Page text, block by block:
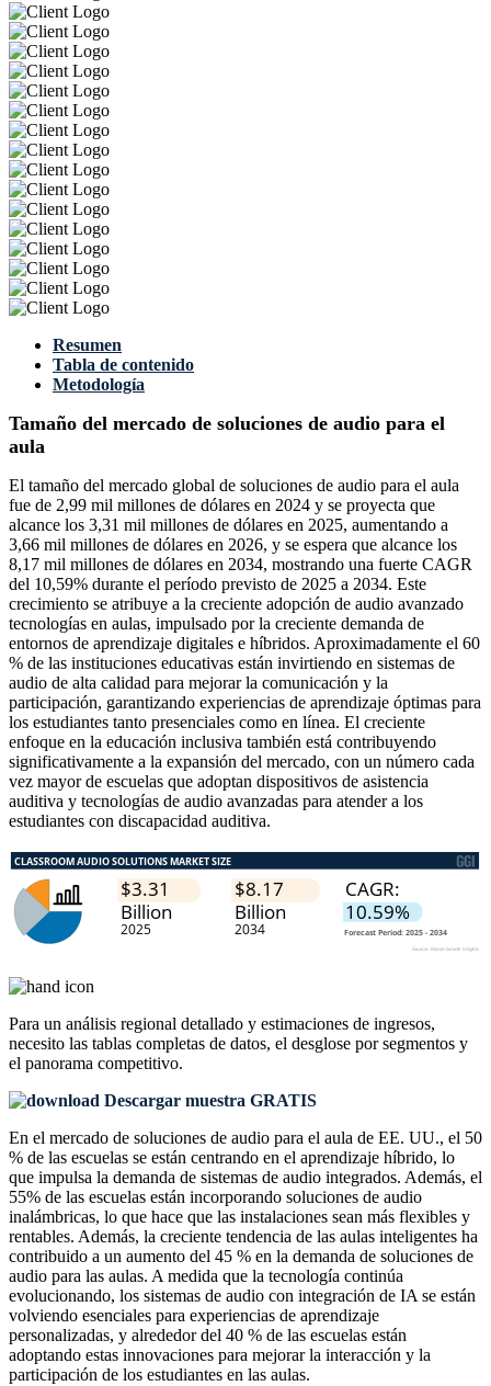
Resumen
Tabla de contenido
Metodología
Tamaño del mercado de soluciones de audio para el
aula
El tamaño del mercado global de soluciones de audio para el aula
fue de 2,99 mil millones de dólares en 2024 y se proyecta que
alcance los 3,31 mil millones de dólares en 2025, aumentando a
3,66 mil millones de dólares en 2026, y se espera que alcance los
8,17 mil millones de dólares en 2034, mostrando una fuerte CAGR
del 10,59% durante el período previsto de 2025 a 2034. Este
crecimiento se atribuye a la creciente adopción de audio avanzado
tecnologías en aulas, impulsado por la creciente demanda de
entornos de aprendizaje digitales e híbridos. Aproximadamente el 60
% de las instituciones educativas están invirtiendo en sistemas de
audio de alta calidad para mejorar la comunicación y la
participación, garantizando experiencias de aprendizaje óptimas para
los estudiantes tanto presenciales como en línea. El creciente
enfoque en la educación inclusiva también está contribuyendo
significativamente a la expansión del mercado, con un número cada
vez mayor de escuelas que adoptan dispositivos de asistencia
auditiva y tecnologías de audio avanzadas para atender a los
estudiantes con discapacidad auditiva.
Para un análisis regional detallado y estimaciones de ingresos,
necesito las tablas completas de datos, el desglose por segmentos y
el panorama competitivo.
Descargar muestra GRATIS
En el mercado de soluciones de audio para el aula de EE. UU., el 50
% de las escuelas se están centrando en el aprendizaje híbrido, lo
que impulsa la demanda de sistemas de audio integrados. Además, el
55% de las escuelas están incorporando soluciones de audio
inalámbricas, lo que hace que las instalaciones sean más flexibles y
rentables. Además, la creciente tendencia de las aulas inteligentes ha
contribuido a un aumento del 45 % en la demanda de soluciones de
audio para las aulas. A medida que la tecnología continúa
evolucionando, los sistemas de audio con integración de IA se están
volviendo esenciales para experiencias de aprendizaje
personalizadas, y alrededor del 40 % de las escuelas están
adoptando estas innovaciones para mejorar la interacción y la
participación de los estudiantes en las aulas.